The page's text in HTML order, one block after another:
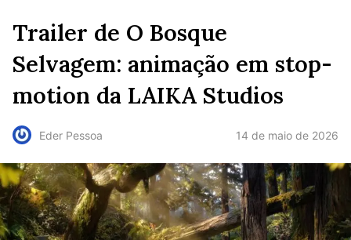
Trailer de O Bosque
Selvagem: animação em stop-
motion da LAIKA Studios
Eder Pessoa 14 de maio de 2026